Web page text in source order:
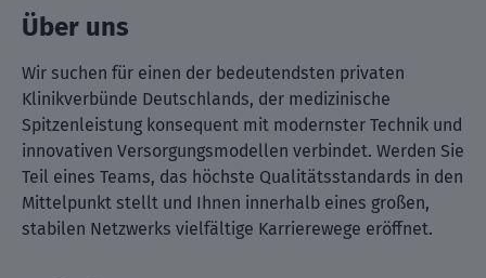
Über uns
Wir suchen für einen der bedeutendsten privaten
Klinikverbünde Deutschlands, der medizinische
Spitzenleistung konsequent mit modernster Technik und
innovativen Versorgungsmodellen verbindet. Werden Sie
Teil eines Teams, das höchste Qualitätsstandards in den
Mittelpunkt stellt und Ihnen innerhalb eines großen,
stabilen Netzwerks vielfältige Karrierewege eröffnet.